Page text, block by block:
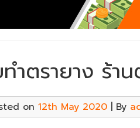
ำตรายาง ร้า
on 12th May 2020 | By